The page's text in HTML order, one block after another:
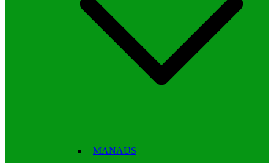
MANAUS